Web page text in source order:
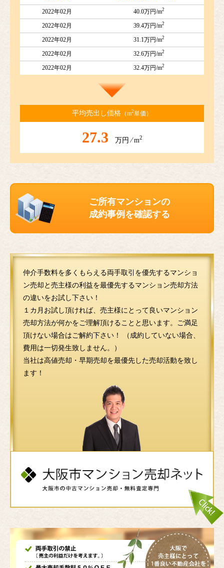
2022年02月 40.0万円/m2
2022年02月 39.4万円/m2
2022年02月 31.1万円/m2
2022年02月 32.6万円/m2
2022年02月 32.4万円/m2
平均売出し価格 （m2単価）
27.3 万円 ⁄ m2
ご所有マンションの
成約事例を確認する
仲介手数料を多くもらえる両手取引を優先するマンショ
ン売却と売主様の利益を最優先するマンション売却方法
の違いをお試し下さい！
１カ月お試し頂ければ、売主様にとって良いマンション
売却方法が何かをご理解頂けることと思います。ご満足
頂けない場合はご解約下さい！ （成約していない場合、
費用は一切発生致しません。）
当社は高値売却・早期売却を最優先した売却活動を致し
ます！